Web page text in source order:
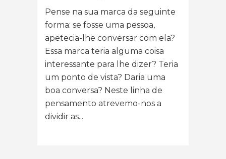
Pense na sua marca da seguinte
forma: se fosse uma pessoa,
apetecia-lhe conversar com ela?
Essa marca teria alguma coisa
interessante para lhe dizer? Teria
um ponto de vista? Daria uma
boa conversa? Neste linha de
pensamento atrevemo-nos a
dividir as...